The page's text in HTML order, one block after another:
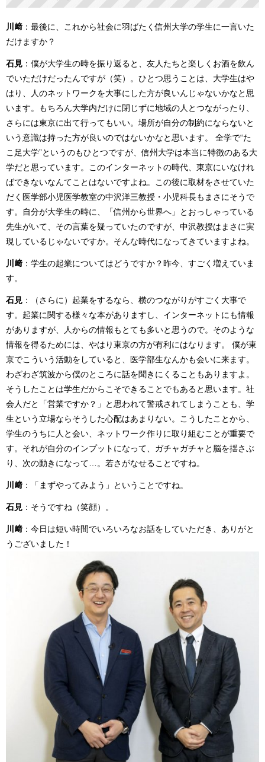
川﨑 ：最後に、これから社会に羽ばたく信州大学の学生に一言いた
だけますか？
石見 ：僕が大学生の時を振り返ると、友人たちと楽しくお酒を飲ん
でいただけだったんですが（笑）。ひとつ思うことは、大学生はや
はり、人のネットワークを大事にした方が良いんじゃないかなと思
います。もちろん大学内だけに閉じずに地域の人とつながったり、
さらには東京に出て行ってもいい。場所が自分の制約にならないと
いう意識は持った方が良いのではないかなと思います。 全学で“た
こ足大学”というのもひとつですが、信州大学は本当に特徴のある大
学だと思っています。このインターネットの時代、東京にいなけれ
ばできないなんてことはないですよね。この後に取材をさせていた
だく医学部小児医学教室の中沢洋三教授・小児科長もまさにそうで
す。自分が大学生の時に、「信州から世界へ」とおっしゃっている
先生がいて、その言葉を疑っていたのですが、中沢教授はまさに実
現しているじゃないですか。そんな時代になってきていますよね。
川﨑 ：学生の起業についてはどうですか？昨今、すごく増えていま
す。
石見 ：（さらに）起業をするなら、横のつながりがすごく大事で
す。起業に関する様々な本がありますし、インターネットにも情報
がありますが、人からの情報もとても多いと思うので。そのような
情報を得るためには、やはり東京の方が有利にはなります。 僕が東
京でこういう活動をしていると、医学部生なんかも会いに来ます。
わざわざ筑波から僕のところに話を聞きにくることもありますよ。
そうしたことは学生だからこそできることでもあると思います。社
会人だと「営業ですか？」と思われて警戒されてしまうことも、学
生という立場ならそうした心配はあまりない。こうしたことから、
学生のうちに人と会い、ネットワーク作りに取り組むことが重要で
す。それが自分のインプットになって、ガチャガチャと脳を揺さぶ
り、次の動きになって…。若さがなせることですね。
川﨑 ：「まずやってみよう」ということですね。
石見 ：そうですね（笑顔）。
川﨑 ：今日は短い時間でいろいろなお話をしていただき、ありがと
うございました！